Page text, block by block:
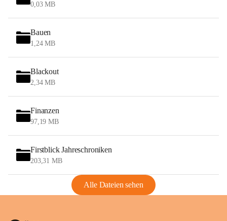
0,03 MB
Bauen
1,24 MB
Blackout
2,34 MB
Finanzen
97,19 MB
Firstblick Jahreschroniken
203,31 MB
Alle Dateien sehen